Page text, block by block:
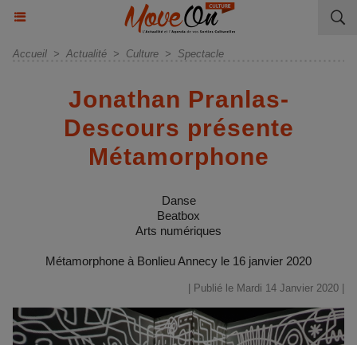
Accueil > Actualité > Culture > Spectacle
Jonathan Pranlas-
Descours présente
Métamorphone
Danse
Beatbox
Arts numériques
Métamorphone à Bonlieu Annecy le 16 janvier 2020
| Publié le Mardi 14 Janvier 2020 |